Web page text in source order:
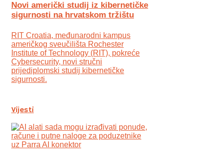
Novi američki studij iz kibernetičke
sigurnosti na hrvatskom tržištu
RIT Croatia, međunarodni kampus
američkog sveučilišta Rochester
Institute of Technology (RIT), pokreće
Cybersecurity, novi stručni
prijediplomski studij kibernetičke
sigurnosti.
Vijesti